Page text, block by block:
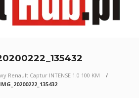
Renault Captur INTENSE 1.0 100 KM
IMG_20200222_135432